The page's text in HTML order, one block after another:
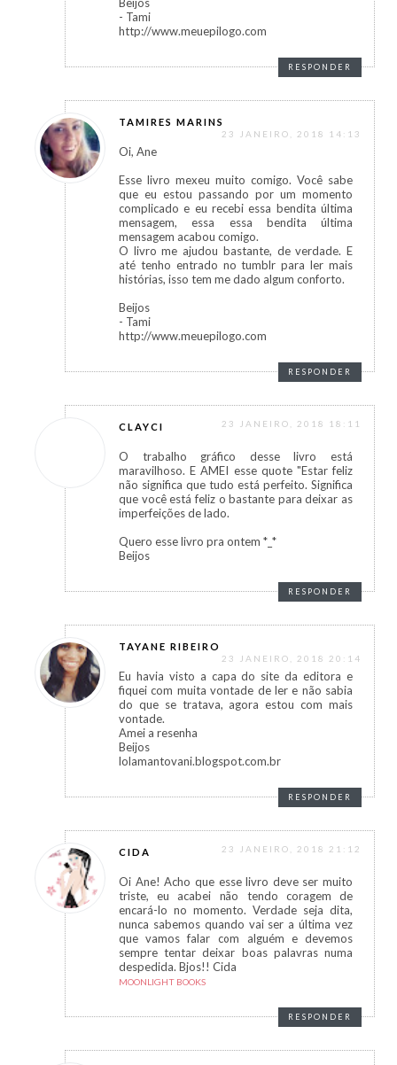
Beijos
- Tami
http://www.meuepilogo.com
RESPONDER
TAMIRES MARINS
23 JANEIRO, 2018 14:13
Oi, Ane
Esse livro mexeu muito comigo. Você sabe
que eu estou passando por um momento
complicado e eu recebi essa bendita última
mensagem, essa essa bendita última
mensagem acabou comigo.
O livro me ajudou bastante, de verdade. E
até tenho entrado no tumblr para ler mais
histórias, isso tem me dado algum conforto.
Beijos
- Tami
http://www.meuepilogo.com
RESPONDER
CLAYCI 23 JANEIRO, 2018 18:11
O trabalho gráfico desse livro está
maravilhoso. E AMEI esse quote "Estar feliz
não significa que tudo está perfeito. Significa
que você está feliz o bastante para deixar as
imperfeições de lado.
Quero esse livro pra ontem *_*
Beijos
RESPONDER
TAYANE RIBEIRO
23 JANEIRO, 2018 20:14
Eu havia visto a capa do site da editora e
fiquei com muita vontade de ler e não sabia
do que se tratava, agora estou com mais
vontade.
Amei a resenha
Beijos
lolamantovani.blogspot.com.br
RESPONDER
CIDA 23 JANEIRO, 2018 21:12
Oi Ane! Acho que esse livro deve ser muito
triste, eu acabei não tendo coragem de
encará-lo no momento. Verdade seja dita,
nunca sabemos quando vai ser a última vez
que vamos falar com alguém e devemos
sempre tentar deixar boas palavras numa
despedida. Bjos!! Cida
MOONLIGHT BOOKS
RESPONDER